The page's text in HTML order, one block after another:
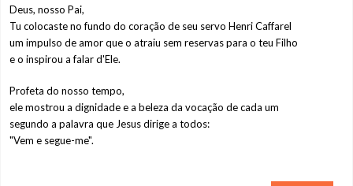
O sentido e a
missão das ENS
O padre e o casal
A virgem Maria
Deus, nosso Pai,
Tu colocaste no fundo do coração de seu servo Henri Caffarel
um impulso de amor que o atraiu sem reservas para o teu Filho
e o inspirou a falar d'Ele.
Profeta do nosso tempo,
ele mostrou a dignidade e a beleza da vocação de cada um
segundo a palavra que Jesus dirige a todos:
"Vem e segue-me".